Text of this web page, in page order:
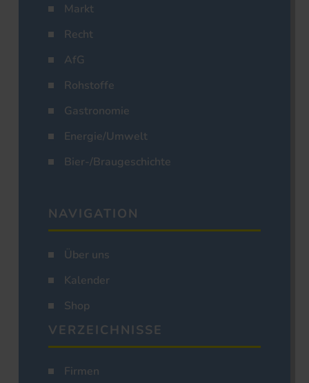
Markt
Recht
AfG
Rohstoffe
Gastronomie
Energie/Umwelt
Bier-/Braugeschichte
NAVIGATION
Über uns
Kalender
Shop
VERZEICHNISSE
Firmen